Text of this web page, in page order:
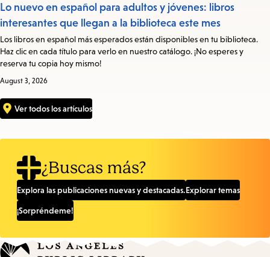
Lo nuevo en español para adultos y jóvenes: libros
interesantes que llegan a la biblioteca este mes
Los libros en español más esperados están disponibles en tu biblioteca.
Haz clic en cada título para verlo en nuestro catálogo. ¡No esperes y
reserva tu copia hoy mismo!
August 3, 2026
Ver todos los artículos
¿Buscas más?
Explora las publicaciones nuevas y destacadas.Explorar temas
¡Sorpréndeme!